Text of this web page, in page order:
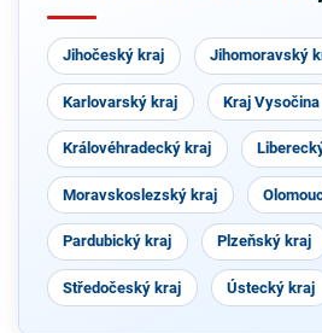
Jihočeský kraj Jihomoravský
Karlovarský kraj Kraj Vysočina
Královéhradecký kraj
Moravskoslezský kraj
Pardubický kraj Plzeňský kraj
Středočeský kraj Ústecký kraj